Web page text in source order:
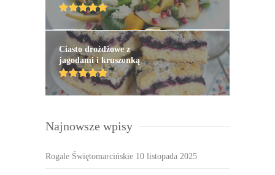
Ciasto drożdżowe z
jagodami i kruszonką
Najnowsze wpisy
Rogale Świętomarcińskie 10 listopada 2025